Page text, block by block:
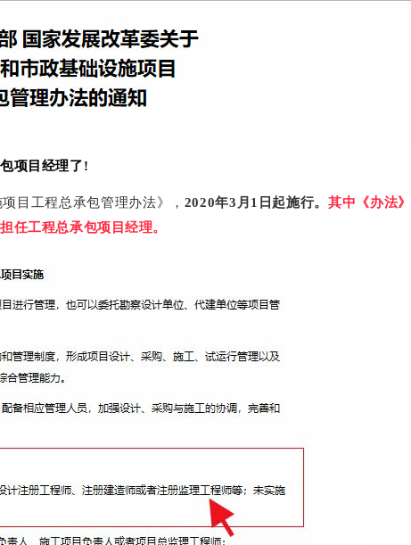
项目经理了!
目工程总承包管理办法》， 2020年3月1日起施行。其中《办法
任工程总承包项目经理。